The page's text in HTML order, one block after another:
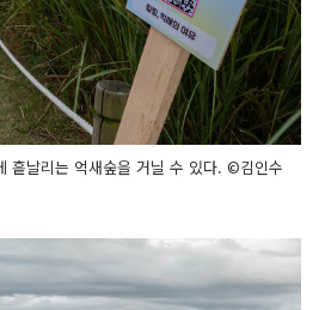
흩날리는 억새숲을 거닐 수 있다. ©김인수